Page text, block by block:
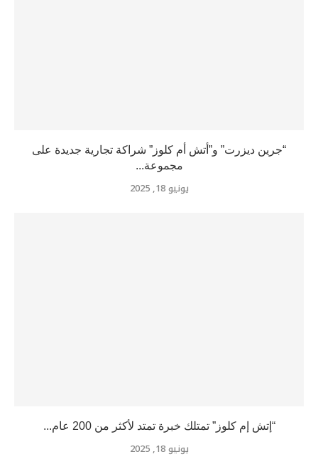
“جرين ديزرت” و”أتش أم كلوز” شراكة تجارية جديدة على
مجموعة...
يونيو 18, 2025
“إتش إم كلوز” تمتلك خبرة تمتد لأكثر من 200 عام...
يونيو 18, 2025